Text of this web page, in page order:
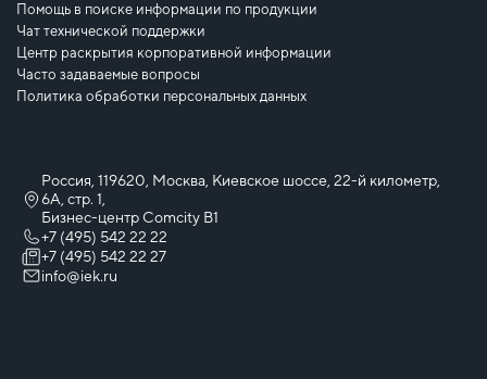
Помощь в поиске информации по продукции
Чат технической поддержки
Центр раскрытия корпоративной информации
Часто задаваемые вопросы
Политика обработки персональных данных
Россия, 119620, Москва, Киевское шоссе, 22-й километр,
6А, стр. 1,
Бизнес-центр Comcity B1
+7 (495) 542 22 22
+7 (495) 542 22 27
info@iek.ru